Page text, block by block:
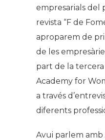
empresarials del
revista “F de
aproparem de
de les
part de la
Academy for
a través
diferents
Avui parlem amb